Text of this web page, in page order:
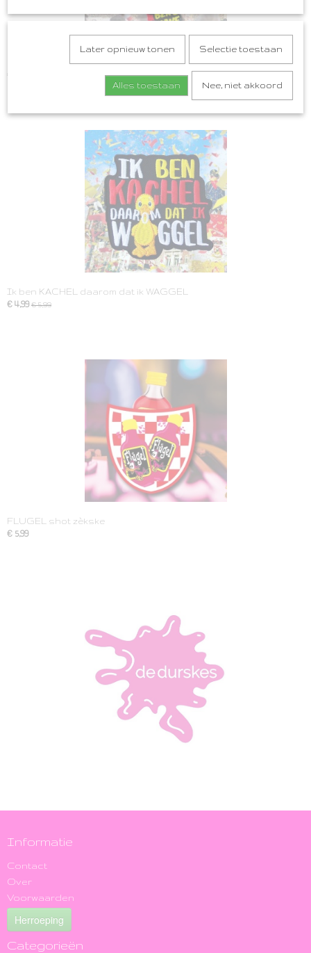
Oeteldonk Horen Zien Zwijgen, Heure Zien Oewe Bek Houwe
€ 4,99
Ik ben KACHEL daarom dat ik WAGGEL
€ 4,99 € 5,99
FLUGEL shot zèkske
€ 5,99
Informatie
Contact
Over
Voorwaarden
Herroeping
Categorieën
Later opnieuw tonen Selectie toestaan
Alles toestaan Nee, niet akkoord